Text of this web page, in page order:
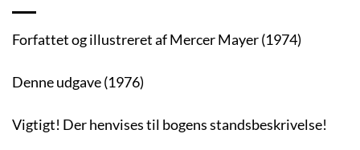
Forfattet og illustreret af Mercer Mayer (1974)
Denne udgave (1976)
Vigtigt! Der henvises til bogens standsbeskrivelse!